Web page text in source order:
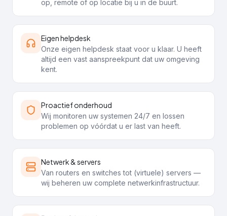
op, remote of op locatie bij u in de buurt.
Eigen helpdesk
Onze eigen helpdesk staat voor u klaar. U heeft
altijd een vast aanspreekpunt dat uw omgeving
kent.
Proactief onderhoud
Wij monitoren uw systemen 24/7 en lossen
problemen op vóórdat u er last van heeft.
Netwerk & servers
Van routers en switches tot (virtuele) servers —
wij beheren uw complete netwerkinfrastructuur.